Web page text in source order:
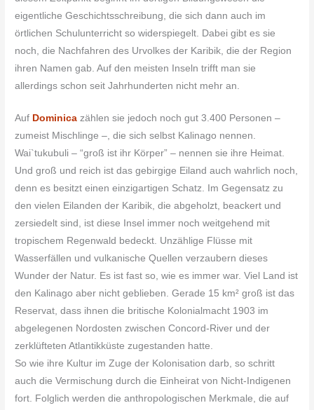
eigentliche Geschichtsschreibung, die sich dann auch im
örtlichen Schulunterricht so widerspiegelt. Dabei gibt es sie
noch, die Nachfahren des Urvolkes der Karibik, die der Region
ihren Namen gab. Auf den meisten Inseln trifft man sie
allerdings schon seit Jahrhunderten nicht mehr an.
Auf Dominica zählen sie jedoch noch gut 3.400 Personen –
zumeist Mischlinge –, die sich selbst Kalinago nennen.
Wai`tukubuli – “groß ist ihr Körper” – nennen sie ihre Heimat.
Und groß und reich ist das gebirgige Eiland auch wahrlich noch,
denn es besitzt einen einzigartigen Schatz. Im Gegensatz zu
den vielen Eilanden der Karibik, die abgeholzt, beackert und
zersiedelt sind, ist diese Insel immer noch weitgehend mit
tropischem Regenwald bedeckt. Unzählige Flüsse mit
Wasserfällen und vulkanische Quellen verzaubern dieses
Wunder der Natur. Es ist fast so, wie es immer war. Viel Land ist
den Kalinago aber nicht geblieben. Gerade 15 km² groß ist das
Reservat, dass ihnen die britische Kolonialmacht 1903 im
abgelegenen Nordosten zwischen Concord-River und der
zerklüfteten Atlantikküste zugestanden hatte.
So wie ihre Kultur im Zuge der Kolonisation darb, so schritt
auch die Vermischung durch die Einheirat von Nicht-Indigenen
fort. Folglich werden die anthropologischen Merkmale, die auf